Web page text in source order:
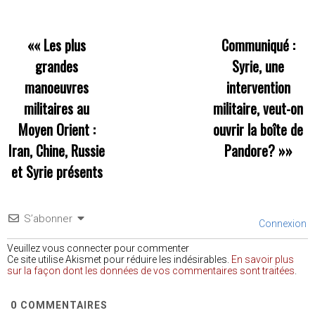
«« Les plus
grandes
manoeuvres
militaires au
Moyen Orient :
Iran, Chine, Russie
et Syrie présents
Communiqué :
Syrie, une
intervention
militaire, veut-on
ouvrir la boîte de
Pandore?»»
S’abonner Connexion
Veuillez vous connecter pour commenter
Ce site utilise Akismet pour réduire les indésirables. En savoir plus
sur la façon dont les données de vos commentaires sont traitées
0 COMMENTAIRES